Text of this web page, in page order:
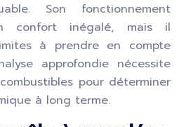
Son fonctionnement
confort inégalé, mais il
à prendre en compte
approfondie nécessite
pour déterminer
à long terme.